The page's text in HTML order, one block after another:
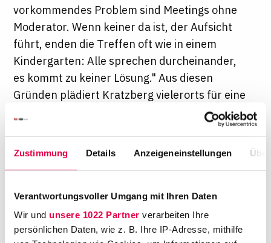
Zustimmung Details Anzeigeneinstellungen
Verantwortungsvoller Umgang mit Ihren Daten
Wir und unsere 1022 Partner verarbeiten Ihre
persönlichen Daten, wie z. B. Ihre IP-Adresse, mithilfe
vorkommendes Problem sind Meetings ohne
Moderator. Wenn keiner da ist, der Aufsicht
führt, enden die Treffen oft wie in einem
Kindergarten: Alle sprechen durcheinander,
es kommt zu keiner Lösung." Aus diesen
Gründen plädiert Kratzberg vielerorts für eine
Veränderung der Meetingkultur: "Am besten
Zu welchen Anlässen sind Meetings
sie ab?"